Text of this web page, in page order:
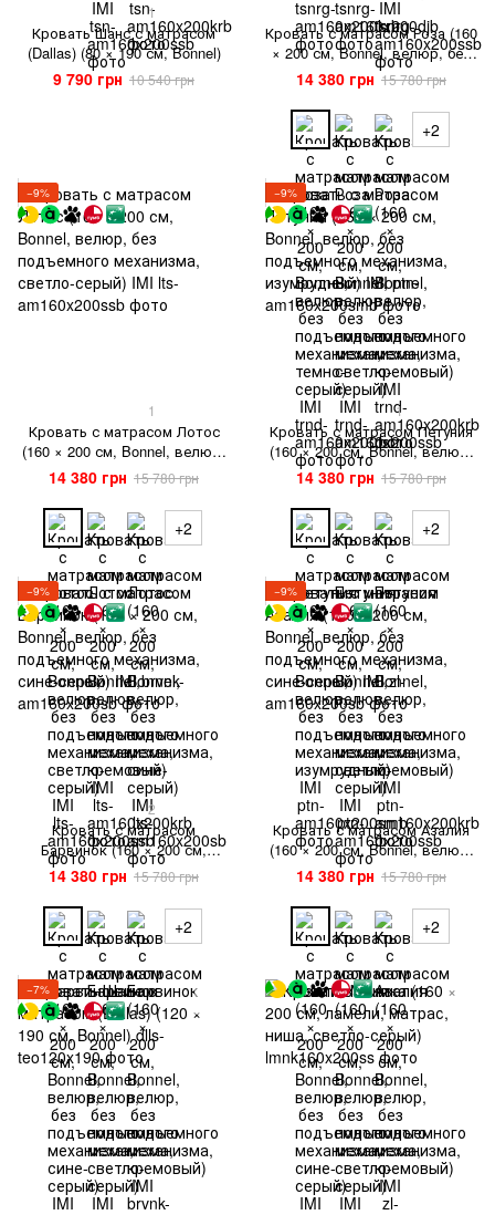
1
Кровать Шанс с матрасом
(Dallas) (80 × 190 см, Bonnel)
9 790 грн 10 540 грн
Кровать с матрасом Роза (160
× 200 см, Bonnel, велюр, без
подъемного механизма,
темно-серый) IMI
14 380 грн 15 780 грн
+2
−9%
1
Кровать с матрасом Лотос
(160 × 200 см, Bonnel, велюр,
без подъемного механизма,
светло-серый) IMI
14 380 грн 15 780 грн
+2
−9%
1
Кровать с матрасом Петуния
(160 × 200 см, Bonnel, велюр,
без подъемного механизма,
изумрудный) IMI
14 380 грн 15 780 грн
+2
−9%
2
Кровать с матрасом
Барвинок (160 × 200 см,
Bonnel, велюр, без
подъемного механизма, сине-
серый) IMI
14 380 грн 15 780 грн
+2
−9%
Кровать с матрасом Азалия
(160 × 200 см, Bonnel, велюр,
без подъемного механизма,
сине-серый) IMI
14 380 грн 15 780 грн
+2
−7%